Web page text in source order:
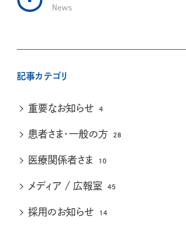
News
記事カテゴリ
重要なお知らせ 4
患者さま・一般の方 28
医療関係者さま 10
メディア / 広報室 45
採用のお知らせ 14